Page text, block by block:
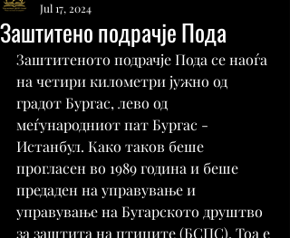
Заштитено подрачје Пода
Jul 17, 2024
Заштитеното подрачје Пода се наоѓа
на четири километри јужно од
градот Бургас, лево од
меѓународниот пат Бургас -
Истанбул. Како таков беше
прогласен во 1989 година и беше
предаден на управување и
управување на Бугарското друштво
за заштита на птиците (БСПС). Тоа е